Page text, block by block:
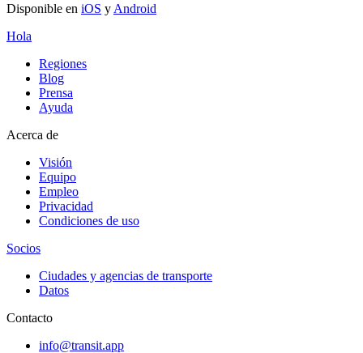
Disponible en iOS y Android
Hola
Regiones
Blog
Prensa
Ayuda
Acerca de
Visión
Equipo
Empleo
Privacidad
Condiciones de uso
Socios
Ciudades y agencias de transporte
Datos
Contacto
info@transit.app